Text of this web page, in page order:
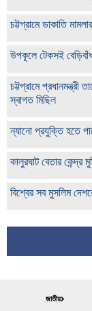
চট্টগ্রামে ডাকাতি
উপকূলে টেকসই বেড়িবাঁধ
চট্টগ্রামে
স্বাগত মিছিল
ন্যানো প্রযুক্তি হতে
কালুরঘাট বেতার কেন্দ্র
বিশ্বের সব মুসলিম
জাতীয়